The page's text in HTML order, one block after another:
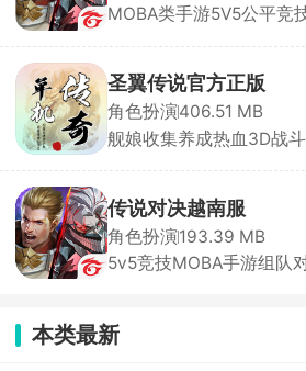
MOBA类手游5V5公平竞
圣翼传说官方正版
角色扮演406.51 MB
舰娘收集养成热血3D战斗
传说对决越南服
角色扮演193.39 MB
5v5竞技MOBA手游组队
本类最新